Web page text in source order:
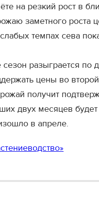
на резкий рост в
заметного роста
темпах сева
разыграется по
цены во
получит
двух месяцев
в апреле.